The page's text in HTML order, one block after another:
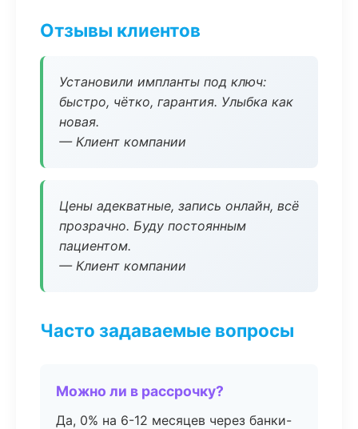
Отзывы клиентов
Установили импланты под ключ:
быстро, чётко, гарантия. Улыбка как
новая.
— Клиент компании
Цены адекватные, запись онлайн, всё
прозрачно. Буду постоянным
пациентом.
— Клиент компании
Часто задаваемые вопросы
Можно ли в рассрочку?
Да, 0% на 6-12 месяцев через банки-